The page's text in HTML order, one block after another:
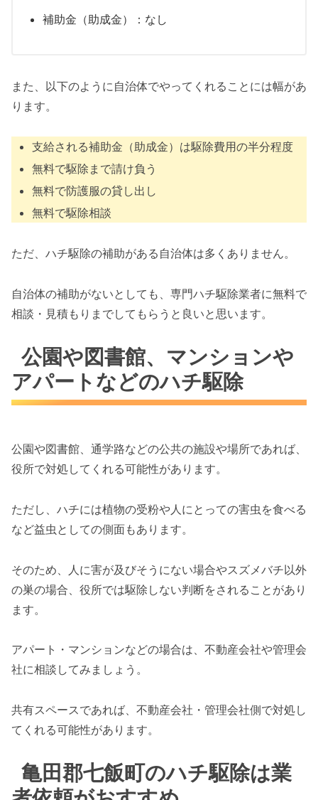
補助金（助成金）：なし
また、以下のように自治体でやってくれることには幅があ
ります。
支給される補助金（助成金）は駆除費用の半分程度
無料で駆除まで請け負う
無料で防護服の貸し出し
無料で駆除相談
ただ、ハチ駆除の補助がある自治体は多くありません。
自治体の補助がないとしても、専門ハチ駆除業者に無料で
相談・見積もりまでしてもらうと良いと思います。
公園や図書館、マンションや
アパートなどのハチ駆除
公園や図書館、通学路などの公共の施設や場所であれば、
役所で対処してくれる可能性があります。
ただし、ハチには植物の受粉や人にとっての害虫を食べる
など益虫としての側面もあります。
そのため、人に害が及びそうにない場合やスズメバチ以外
の巣の場合、役所では駆除しない判断をされることがあり
ます。
アパート・マンションなどの場合は、不動産会社や管理会
社に相談してみましょう。
共有スペースであれば、不動産会社・管理会社側で対処し
てくれる可能性があります。
亀田郡七飯町のハチ駆除は業